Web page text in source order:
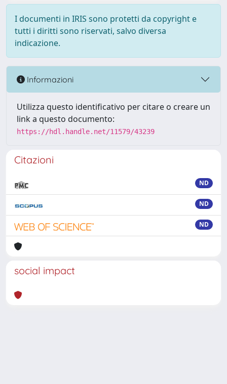
I documenti in IRIS sono protetti da copyright e
tutti i diritti sono riservati, salvo diversa
indicazione.
Informazioni
Utilizza questo identificativo per citare o creare un
link a questo documento:
https://hdl.handle.net/11579/43239
Citazioni
ND
ND
ND
social impact